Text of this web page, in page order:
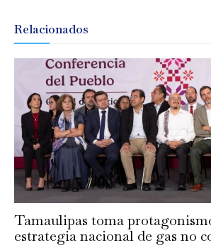
Relacionados
Tamaulipas toma
estrategia nacional de gas no